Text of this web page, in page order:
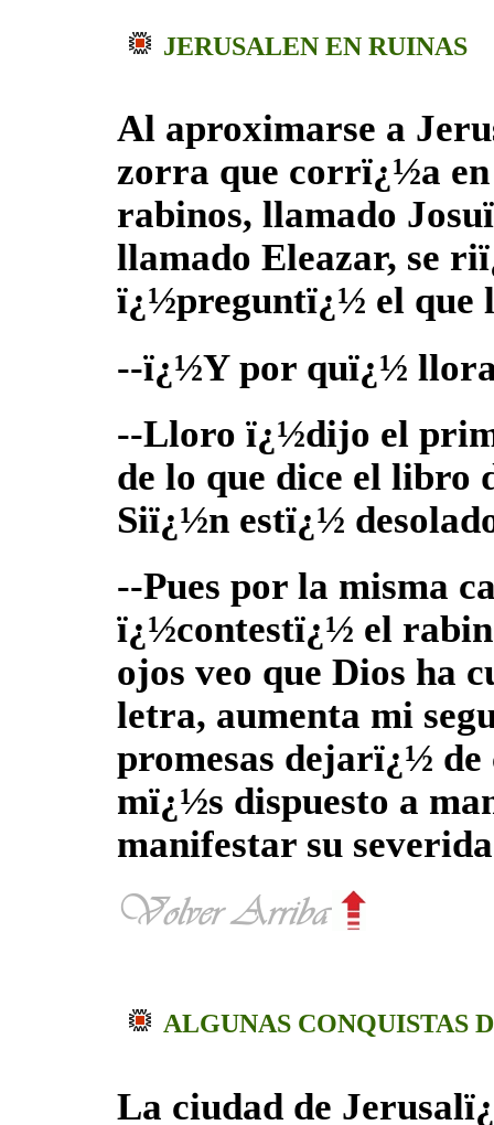
JERUSALEN EN RUINAS
Al aproximarse a
zorra que corrï¿½a
rabinos, llamado
llamado Eleazar, se
ï¿½preguntï¿½ el que
--ï¿½Y por quï¿½
--Lloro ï¿½dijo el
de lo que dice el libro
Siï¿½n estï¿½
--Pues por la misma
ï¿½contestï¿½ el
ojos veo que Dios ha
letra, aumenta mi
promesas dejarï¿½
mï¿½s dispuesto a
manifestar su
ALGUNAS CONQUISTAS
La ciudad de